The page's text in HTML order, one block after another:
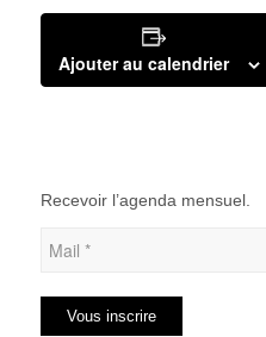
Ajouter au calendrier
Recevoir l’agenda mensuel.